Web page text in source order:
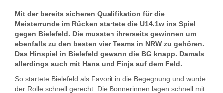
Mit der bereits sicheren Qualifikation für die
Meisterrunde im Rücken startete die U14.1w ins Spiel
gegen Bielefeld. Die mussten ihrerseits gewinnen um
ebenfalls zu den besten vier Teams in NRW zu gehören.
Das Hinspiel in Bielefeld gewann die BG knapp. Damals
allerdings auch mit Hana und Finja auf dem Feld.
So startete Bielefeld als Favorit in die Begegnung und wurde
der Rolle schnell gerecht. Die Bonnerinnen lagen schnell mit